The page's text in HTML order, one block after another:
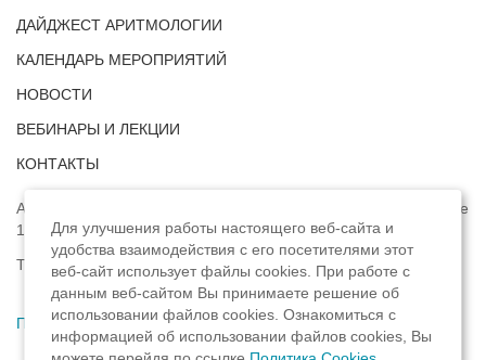
ДАЙДЖЕСТ АРИТМОЛОГИИ
КАЛЕНДАРЬ МЕРОПРИЯТИЙ
НОВОСТИ
ВЕБИНАРЫ И ЛЕКЦИИ
КОНТАКТЫ
Адрес: г. Москва, ул. Профсоюзная, д. 93А, этаж 4, помещение
1, комната 32.
Телефон:
8 (8422) 33-15-88
Политика конфиденциальности,
Для улучшения работы настоящего веб-сайта и
удобства взаимодействия с его посетителями этот
веб-сайт использует файлы cookies. При работе с
данным веб-сайтом Вы принимаете решение об
использовании файлов cookies. Ознакомиться с
информацией об использовании файлов cookies, Вы